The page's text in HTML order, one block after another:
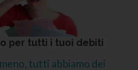
per tutti i tuoi debiti
tutti abbiamo dei